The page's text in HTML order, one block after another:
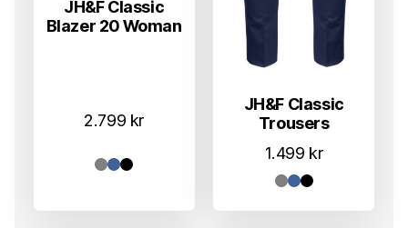
JH&F Classic
Blazer 20 Woman
2.799 kr
JH&F Classic
Trousers
1.499 kr